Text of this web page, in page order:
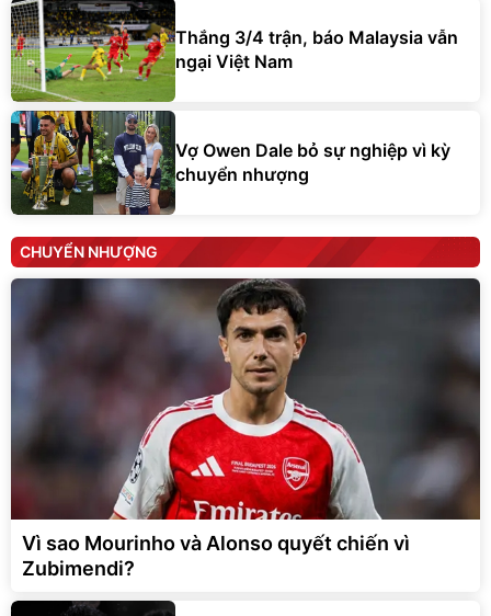
Thắng 3/4 trận, báo Malaysia vẫn
ngại Việt Nam
Vợ Owen Dale bỏ sự nghiệp vì kỳ
chuyển nhượng
CHUYỂN NHƯỢNG
Vì sao Mourinho và Alonso quyết chiến vì
Zubimendi?